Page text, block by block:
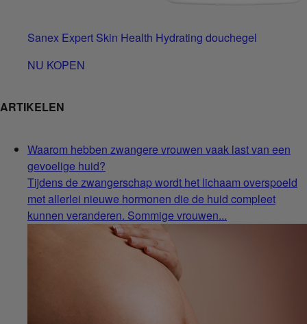
Sanex Expert Skin Health Hydrating douchegel
NU KOPEN
ARTIKELEN
Waarom hebben zwangere vrouwen vaak last van een
gevoelige huid?
Tijdens de zwangerschap wordt het lichaam overspoeld
met allerlei nieuwe hormonen die de huid compleet
kunnen veranderen. Sommige vrouwen...